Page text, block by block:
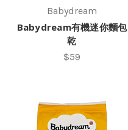
Babydream
Babydream有機迷你麵包
乾
$59